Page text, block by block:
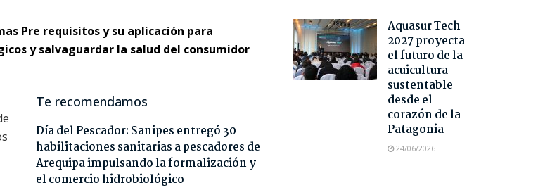
Pre requisitos y su aplicación para
y salvaguardar la salud del consumidor
Te recomendamos
Día del Pescador: Sanipes entregó 30
habilitaciones sanitarias a pescadores de
Arequipa impulsando la formalización y
el comercio hidrobiológico
Aquasur Tech
2027 proyecta
el futuro de la
acuicultura
sustentable
desde el
corazón de la
Patagonia
24/06/2026